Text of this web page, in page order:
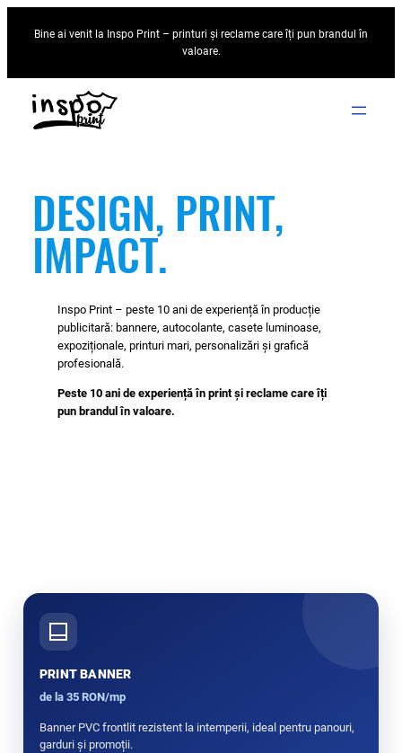
Bine ai venit la Inspo Print – printuri și reclame care îți pun brandul în
valoare.
DESIGN, PRINT,
IMPACT.
Inspo Print – peste 10 ani de experiență în producție
publicitară: bannere, autocolante, casete luminoase,
expoziționale, printuri mari, personalizări și grafică
profesională.
Peste 10 ani de experiență în print și reclame care îți
pun brandul în valoare.
PRINT BANNER
de la 35 RON/mp
Banner PVC frontlit rezistent la intemperii, ideal pentru panouri,
garduri și promoții.